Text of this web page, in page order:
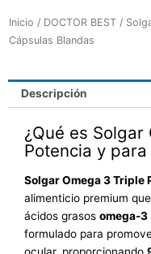
Inicio / DOCTOR BEST /
Cápsulas Blandas
Descripción
¿Qué es
Potencia y
Solgar Omega 3 Triple
alimenticio premium
ácidos grasos omega-3
formulado para